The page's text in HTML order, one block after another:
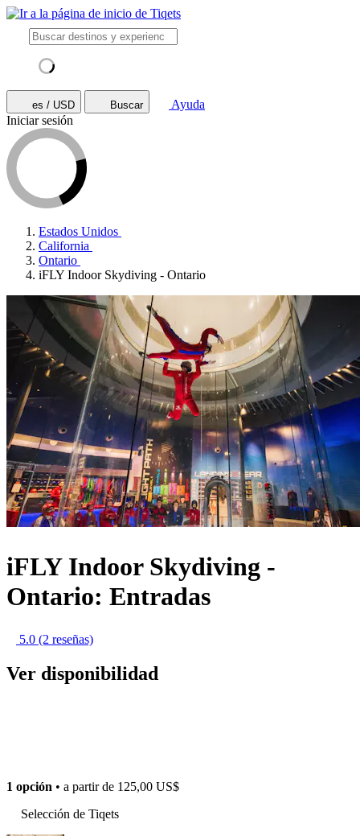
es / USD Buscar
Ayuda
Iniciar sesión
Estados Unidos
California
Ontario
iFLY Indoor Skydiving - Ontario
iFLY Indoor Skydiving -
Ontario: Entradas
5.0 (2 reseñas)
Ver disponibilidad
1 opción • a partir de 125,00 US$
Selección de Tiqets